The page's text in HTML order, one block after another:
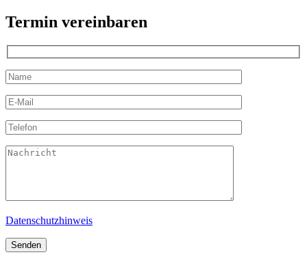
Termin vereinbaren
Datenschutzhinweis